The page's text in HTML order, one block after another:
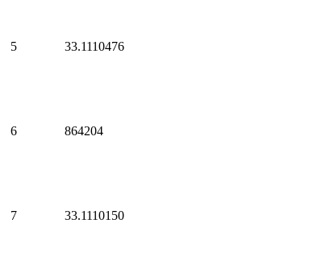
5 33.1110476
6 864204
7 33.1110150